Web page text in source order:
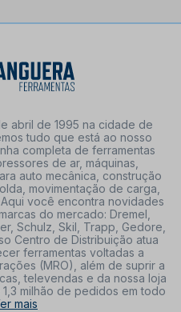
abril de 1995 na cidade de
tudo que está ao nosso
completa de ferramentas
de ar, máquinas,
auto mecânica, construção
movimentação de carga,
você encontra novidades
do mercado: Dremel,
Schulz, Skil, Trapp, Gedore,
Centro de Distribuição atua
ferramentas voltadas a
(MRO), além de suprir a
televendas e da nossa loja
milhão de pedidos em todo
mais